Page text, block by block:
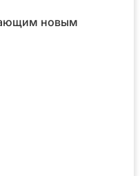
новым